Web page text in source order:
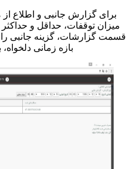
برای گزارش جانبی و اطلاع
میزان توقفات، حداقل و
قسمت گزارشات، گزینه جانبی
بازه زمانی